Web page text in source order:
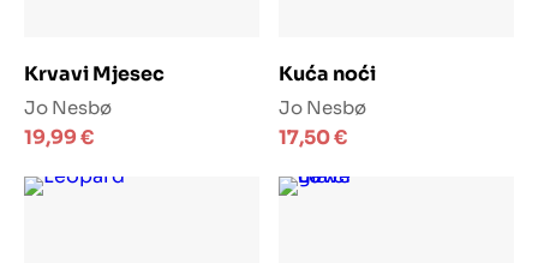
Krvavi Mjesec
Jo Nesbø
19,99€
Kuća noći
Jo Nesbø
17,50€